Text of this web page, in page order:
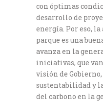
con óptimas
desarrollo de
energía. Por eso,
parque es una
avanza en la
iniciativas, que
visión de
sustentabilidad y
del carbono en la